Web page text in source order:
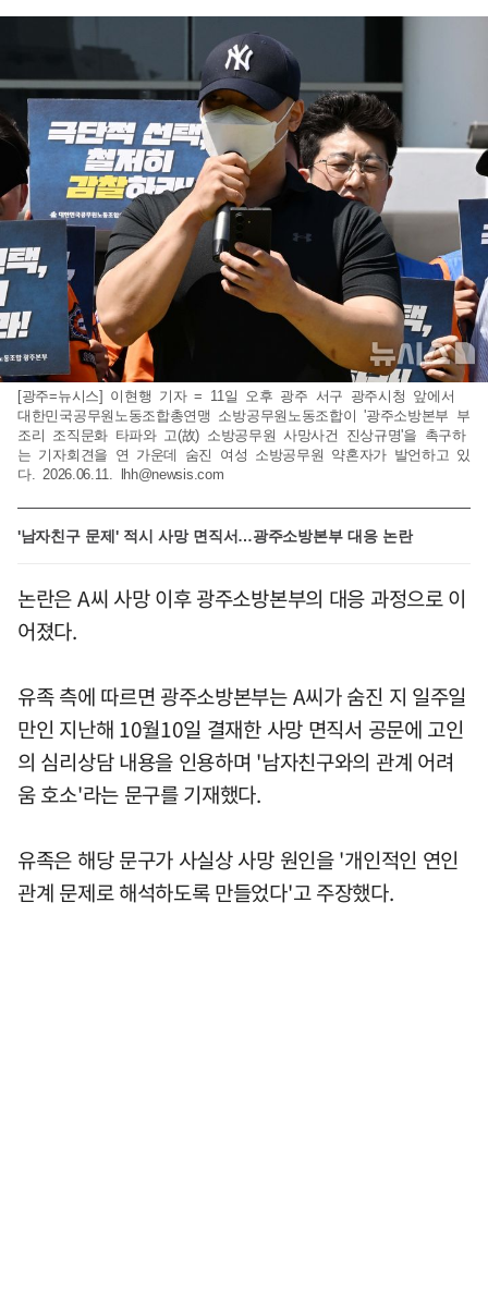
[광주=뉴시스] 이현행 기자 = 11일 오후 광주 서구 광주시청 앞에서
대한민국공무원노동조합총연맹 소방공무원노동조합이 '광주소방본부 부
조리 조직문화 타파와 고(故) 소방공무원 사망사건 진상규명'을 촉구하
는 기자회견을 연 가운데 숨진 여성 소방공무원 약혼자가 발언하고 있
다. 2026.06.11.
lhh@newsis.com
'남자친구 문제' 적시 사망 면직서…광주소방본부 대응 논란
논란은 A씨 사망 이후 광주소방본부의 대응 과정으로 이
어졌다.
유족 측에 따르면 광주소방본부는 A씨가 숨진 지 일주일
만인 지난해 10월10일 결재한 사망 면직서 공문에 고인
의 심리상담 내용을 인용하며 '남자친구와의 관계 어려
움 호소'라는 문구를 기재했다.
유족은 해당 문구가 사실상 사망 원인을 '개인적인 연인
관계 문제로 해석하도록 만들었다'고 주장했다.